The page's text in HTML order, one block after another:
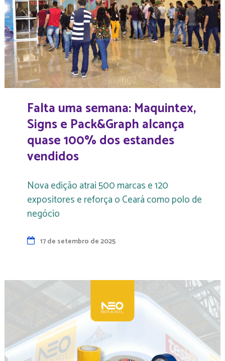
Falta uma semana: Maquintex,
Signs e Pack&Graph alcança
quase 100% dos estandes
vendidos
Nova edição atrai 500 marcas e 120
expositores e reforça o Ceará como polo de
negócio
17 de setembro de 2025